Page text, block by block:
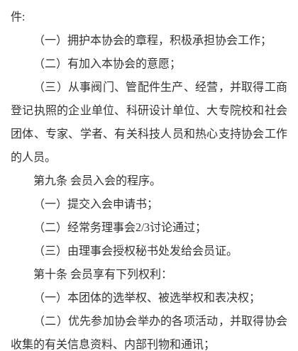
件:
（一）拥护本协会的章程，积极承担协会工作；
（二）有加入本协会的意愿；
（三）从事阀门、管配件生产、经营，并取得工商
登记执照的企业单位、科研设计单位、大专院校和社会
团体、专家、学者、有关科技人员和热心支持协会工作
的人员。
第九条 会员入会的程序。
（一）提交入会申请书；
（二）经常务理事会2/3讨论通过；
（三）由理事会授权秘书处发给会员证。
第十条 会员享有下列权利：
（一）本团体的选举权、被选举权和表决权；
（二）优先参加协会举办的各项活动，并取得协会
收集的有关信息资料、内部刊物和通讯；